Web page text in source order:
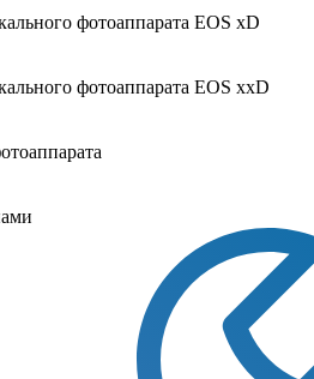
фотоаппарата EOS xD
фотоаппарата EOS xxD